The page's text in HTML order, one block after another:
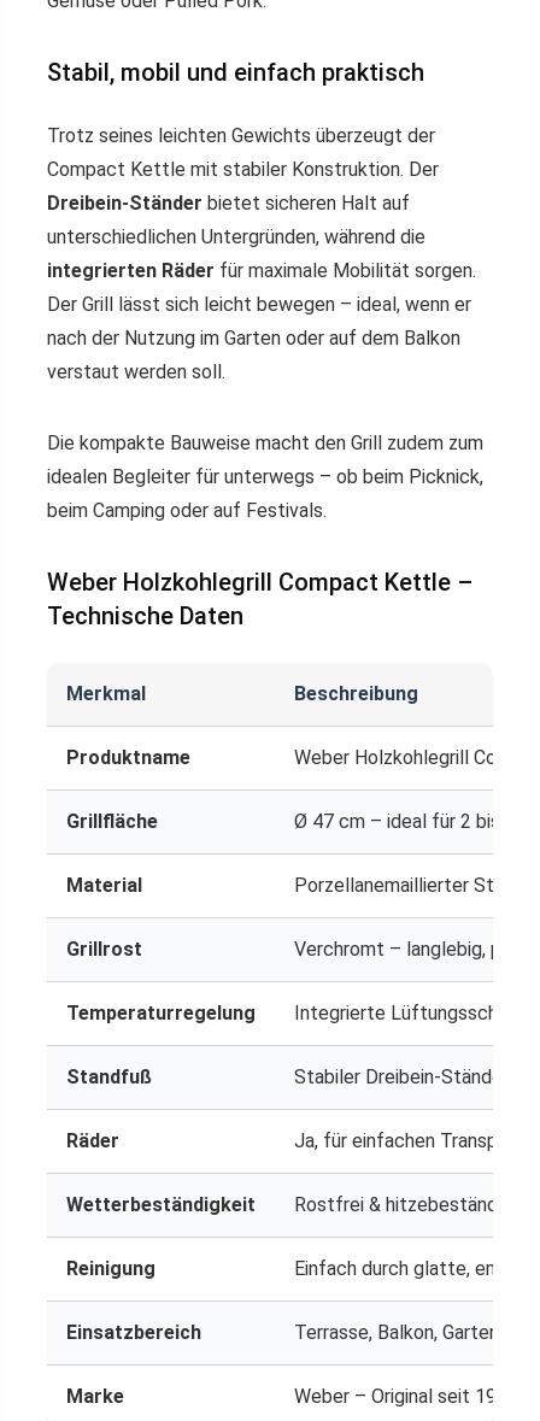
Stabil, mobil und einfach praktisch
Trotz seines leichten Gewichts überzeugt der
Compact Kettle mit stabiler Konstruktion. Der
Dreibein-Ständer bietet sicheren Halt auf
unterschiedlichen Untergründen, während die
integrierten Räder für maximale Mobilität sorgen.
Der Grill lässt sich leicht bewegen – ideal, wenn er
nach der Nutzung im Garten oder auf dem Balkon
verstaut werden soll.
Die kompakte Bauweise macht den Grill zudem zum
idealen Begleiter für unterwegs – ob beim Picknick,
beim Camping oder auf Festivals.
Weber Holzkohlegrill Compact Kettle –
Technische Daten
Merkmal Beschreibung
Produktname Weber Holzkohlegrill
Grillfläche Ø 47 cm – ideal für 2 bis 4
Material Porzellanemaillierter Stahl
Grillrost Verchromt – langlebig,
Temperaturregelung Integrierte
Standfuß Stabiler Dreibein-Ständer
Räder Ja, für einfachen Transport
Wetterbeständigkeit Rostfrei & hitzebeständig
Reinigung Einfach durch glatte,
Einsatzbereich Terrasse, Balkon, Garten,
Marke Weber – Original seit 1952